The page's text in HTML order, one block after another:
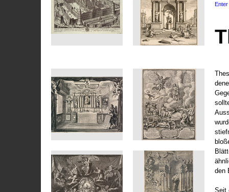
Enter
den
Seit